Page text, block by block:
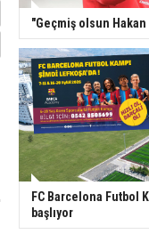
"Geçmiş olsun
FC Barcelona Futbol
başlıyor